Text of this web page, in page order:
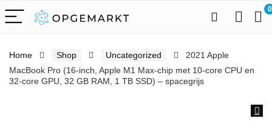
0
Home Shop Uncategorized
2021 Apple
MacBook Pro (16-inch, Apple M1 Max‑chip met 10‑core CPU en
32‑core GPU, 32 GB RAM, 1 TB SSD) – spacegrijs